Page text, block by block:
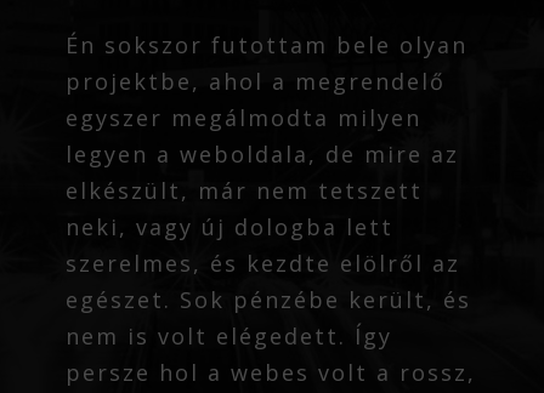
Én sokszor futottam bele olyan
projektbe, ahol a megrendelő
egyszer megálmodta milyen
legyen a weboldala, de mire az
elkészült, már nem tetszett
neki, vagy új dologba lett
szerelmes, és kezdte elölről az
egészet. Sok pénzébe került, és
nem is volt elégedett. Így
persze hol a webes volt a rossz,